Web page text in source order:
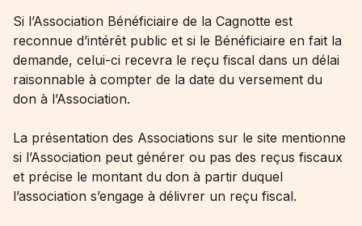
Si l’Association Bénéficiaire de la Cagnotte est
reconnue d’intérêt public et si le Bénéficiaire en fait la
demande, celui-ci recevra le reçu fiscal dans un délai
raisonnable à compter de la date du versement du
don à l’Association.
La présentation des Associations sur le site mentionne
si l’Association peut générer ou pas des reçus fiscaux
et précise le montant du don à partir duquel
l’association s’engage à délivrer un reçu fiscal.